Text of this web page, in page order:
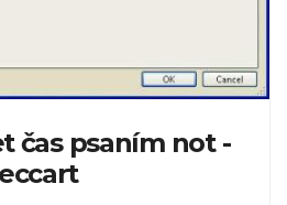
čas psaním not -